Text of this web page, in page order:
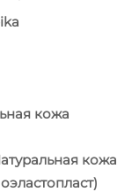
кожа
кожа